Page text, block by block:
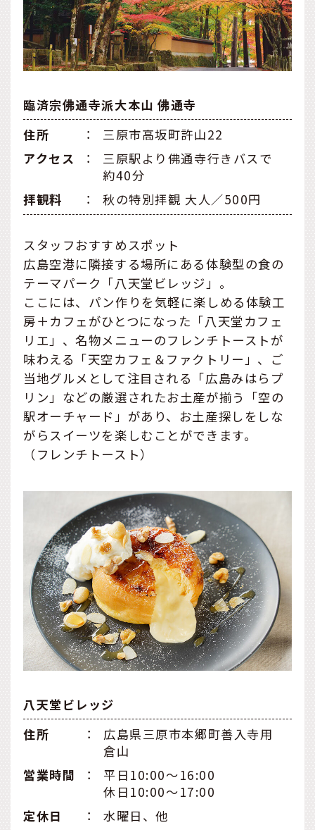
臨済宗佛通寺派大本山 佛通寺
住所
：
三原市高坂町許山22
アクセス
：
三原駅より佛通寺行きバスで
約40分
拝観料
： 秋の特別拝観 大人／500円
スタッフおすすめスポット
広島空港に隣接する場所にある体験型の食の
テーマパーク「八天堂ビレッジ」。
ここには、パン作りを気軽に楽しめる体験工
房＋カフェがひとつになった「八天堂カフェ
リエ」、名物メニューのフレンチトーストが
味わえる「天空カフェ＆ファクトリー」、ご
当地グルメとして注目される「広島みはらプ
リン」などの厳選されたお土産が揃う「空の
駅オーチャード」があり、お土産探しをしな
がらスイーツを楽しむことができます。
（フレンチトースト）
八天堂ビレッジ
住所
：
広島県三原市本郷町善入寺用
倉山
営業時間
：
平日10:00～16:00
休日10:00～17:00
定休日
：
水曜日、他